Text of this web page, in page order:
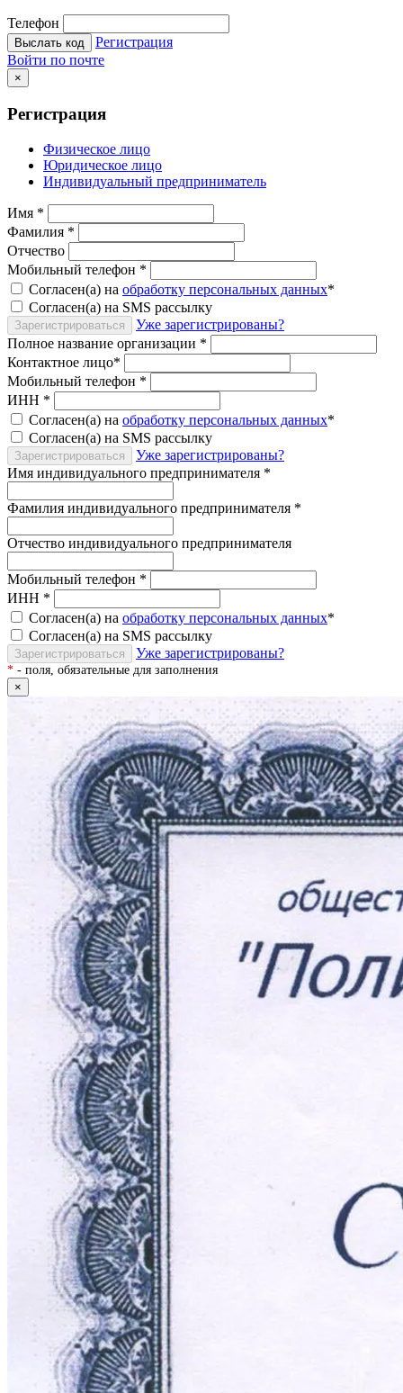
Телефон
Выслать код
Регистрация
Войти по почте
×
Регистрация
Физическое лицо
Юридическое лицо
Индивидуальный предприниматель
Имя *
Фамилия *
Отчество
Мобильный телефон *
Согласен(а) на обработку персональных данных*
Согласен(а) на SMS рассылку
Зарегистрироваться
Уже зарегистрированы?
Полное название организации *
Контактное лицо*
Мобильный телефон *
ИНН *
Согласен(а) на обработку персональных данных*
Согласен(а) на SMS рассылку
Зарегистрироваться
Уже зарегистрированы?
Имя индивидуального предпринимателя *
Фамилия индивидуального предпринимателя *
Отчество индивидуального предпринимателя
Мобильный телефон *
ИНН *
Согласен(а) на обработку персональных данных*
Согласен(а) на SMS рассылку
Зарегистрироваться Уже зарегистрированы?
* - поля, обязательные для заполнения
×